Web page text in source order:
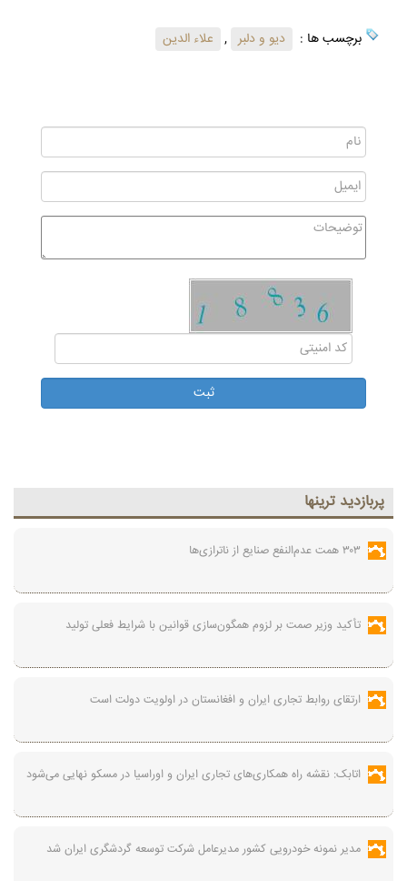
برچسب ها : دیو و دلبر , علاء الدین
پربازديد ترينها
۳۰۳ همت عدم‌النفع صنایع از ناترازی‌ها
تأکید وزیر صمت بر لزوم همگون‌سازی قوانین با شرایط فعلی تولید
ارتقای روابط تجاری ایران و افغانستان در اولویت دولت است
اتابک: نقشه راه همکاری‌های تجاری ایران و اوراسیا در مسکو نهایی می‌شود
مدیر نمونه خودرویی کشور مدیرعامل شرکت توسعه گردشگری ایران شد